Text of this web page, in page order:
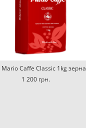
Caffe Classic 1kg зерна
1 200 грн.